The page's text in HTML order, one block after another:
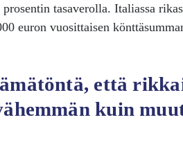
prosentin tasaverolla. Italiassa
euron vuosittaisen
että
kuin